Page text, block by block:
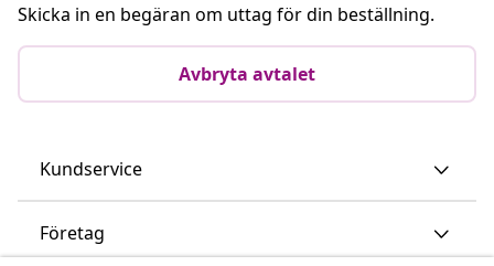
Skicka in en begäran om uttag för din beställning.
Avbryta avtalet
Kundservice
Företag